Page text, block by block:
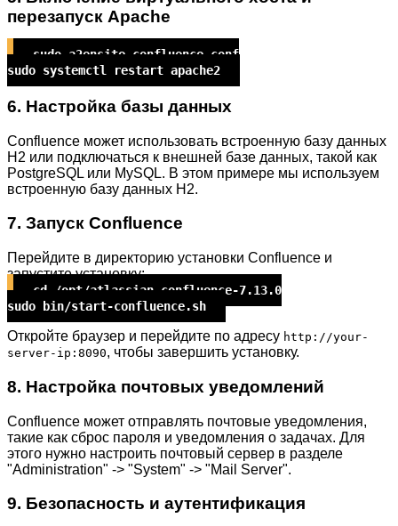
перезапуск Apache
sudo a2ensite confluence.conf
sudo systemctl restart apache2
6. Настройка базы данных
Confluence может использовать встроенную базу данных
H2 или подключаться к внешней базе данных, такой как
PostgreSQL или MySQL. В этом примере мы используем
встроенную базу данных H2.
7. Запуск Confluence
Перейдите в директорию установки Confluence и
запустите установку:
cd /opt/atlassian-confluence-7.13.0
sudo bin/start-confluence.sh
Откройте браузер и перейдите по адресу http://your-
server-ip:8090, чтобы завершить установку.
8. Настройка почтовых уведомлений
Confluence может отправлять почтовые уведомления,
такие как сброс пароля и уведомления о задачах. Для
этого нужно настроить почтовый сервер в разделе
"Administration" -> "System" -> "Mail Server".
9. Безопасность и аутентификация